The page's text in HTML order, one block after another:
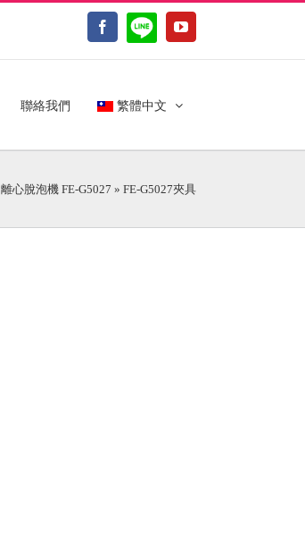
Facebook
LINE@ YouTube
聯絡我們 繁體中文
離心脫泡機 FE-G5027 » FE-G5027夾具